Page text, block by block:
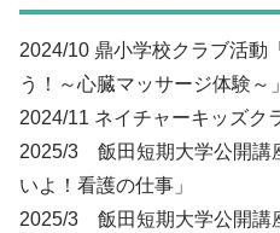
2024/10 鼎小学校クラブ活動
う！～心臓マッサージ体験～」
2024/11 ネイチャーキッズク
2025/3 飯田短期大学公開講
いよ！看護の仕事」
2025/3 飯田短期大学公開講